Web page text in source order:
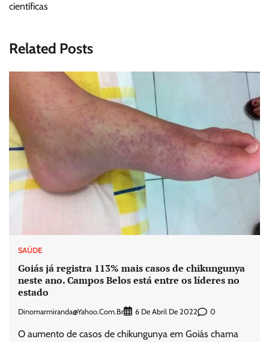
científicas
Related Posts
SAÚDE
Goiás já registra 113% mais casos de chikungunya
neste ano. Campos Belos está entre os líderes no
estado
Dinomarmiranda@yahoo.com.br 6 De Abril De 2022 0
O aumento de casos de chikungunya em Goiás chama